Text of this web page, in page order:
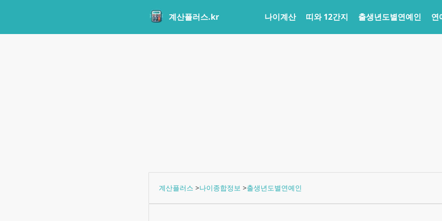
계산플러스.kr 나이계산 띠와 12간지 출생년도별연예인 연
계산플러스 >나이종합정보 >출생년도별연예인